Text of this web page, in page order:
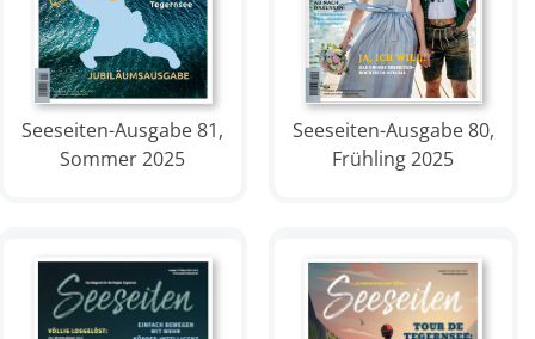
Seeseiten-Ausgabe 81,
Sommer 2025
Seeseiten-Ausgabe 80,
Frühling 2025